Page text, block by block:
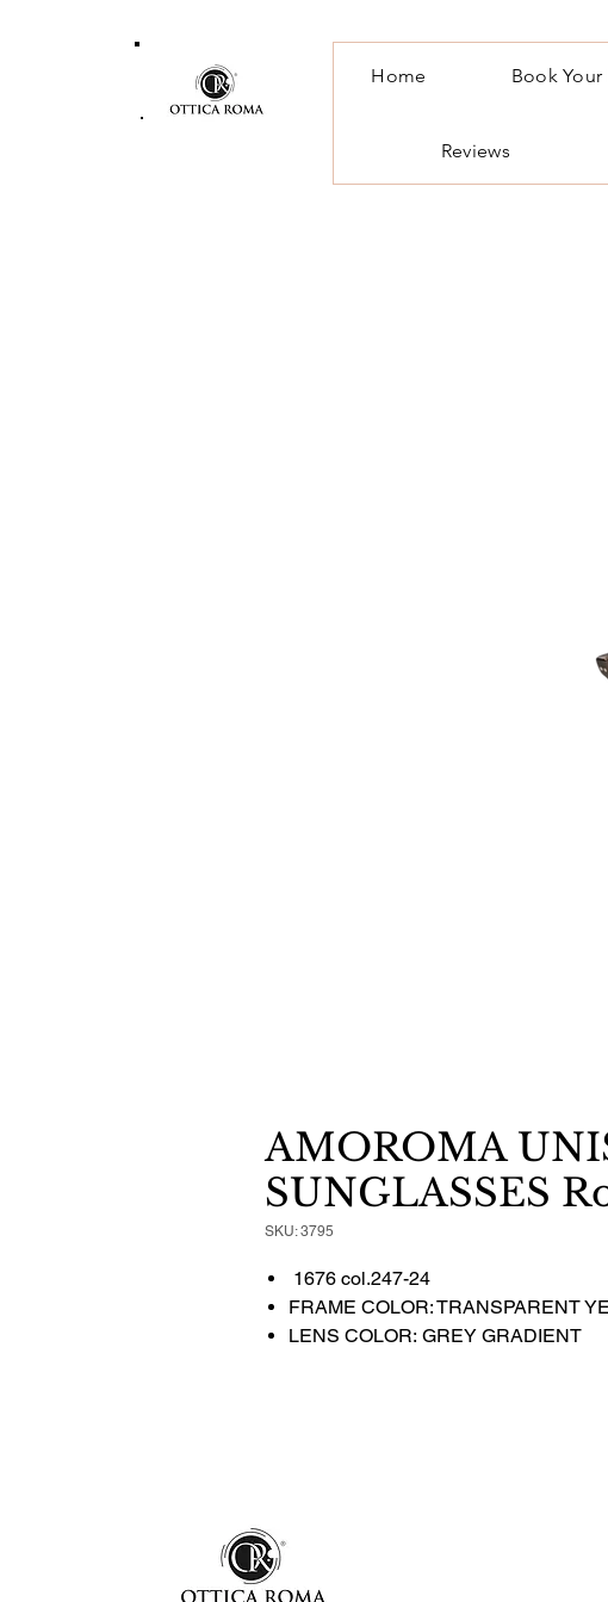
Home Book Your
Reviews
AMOROMA
SUNGLASSES
SKU: 3795
1676 col.247-24
FRAME COLOR: TRANSPARENT
LENS COLOR: GREY GRADIENT